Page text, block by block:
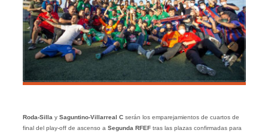
Roda-Silla y Saguntino-Villarreal C serán los emparejamientos de cuartos de
final del play-off de ascenso aSegunda RFEF tras las plazas confirmadas para